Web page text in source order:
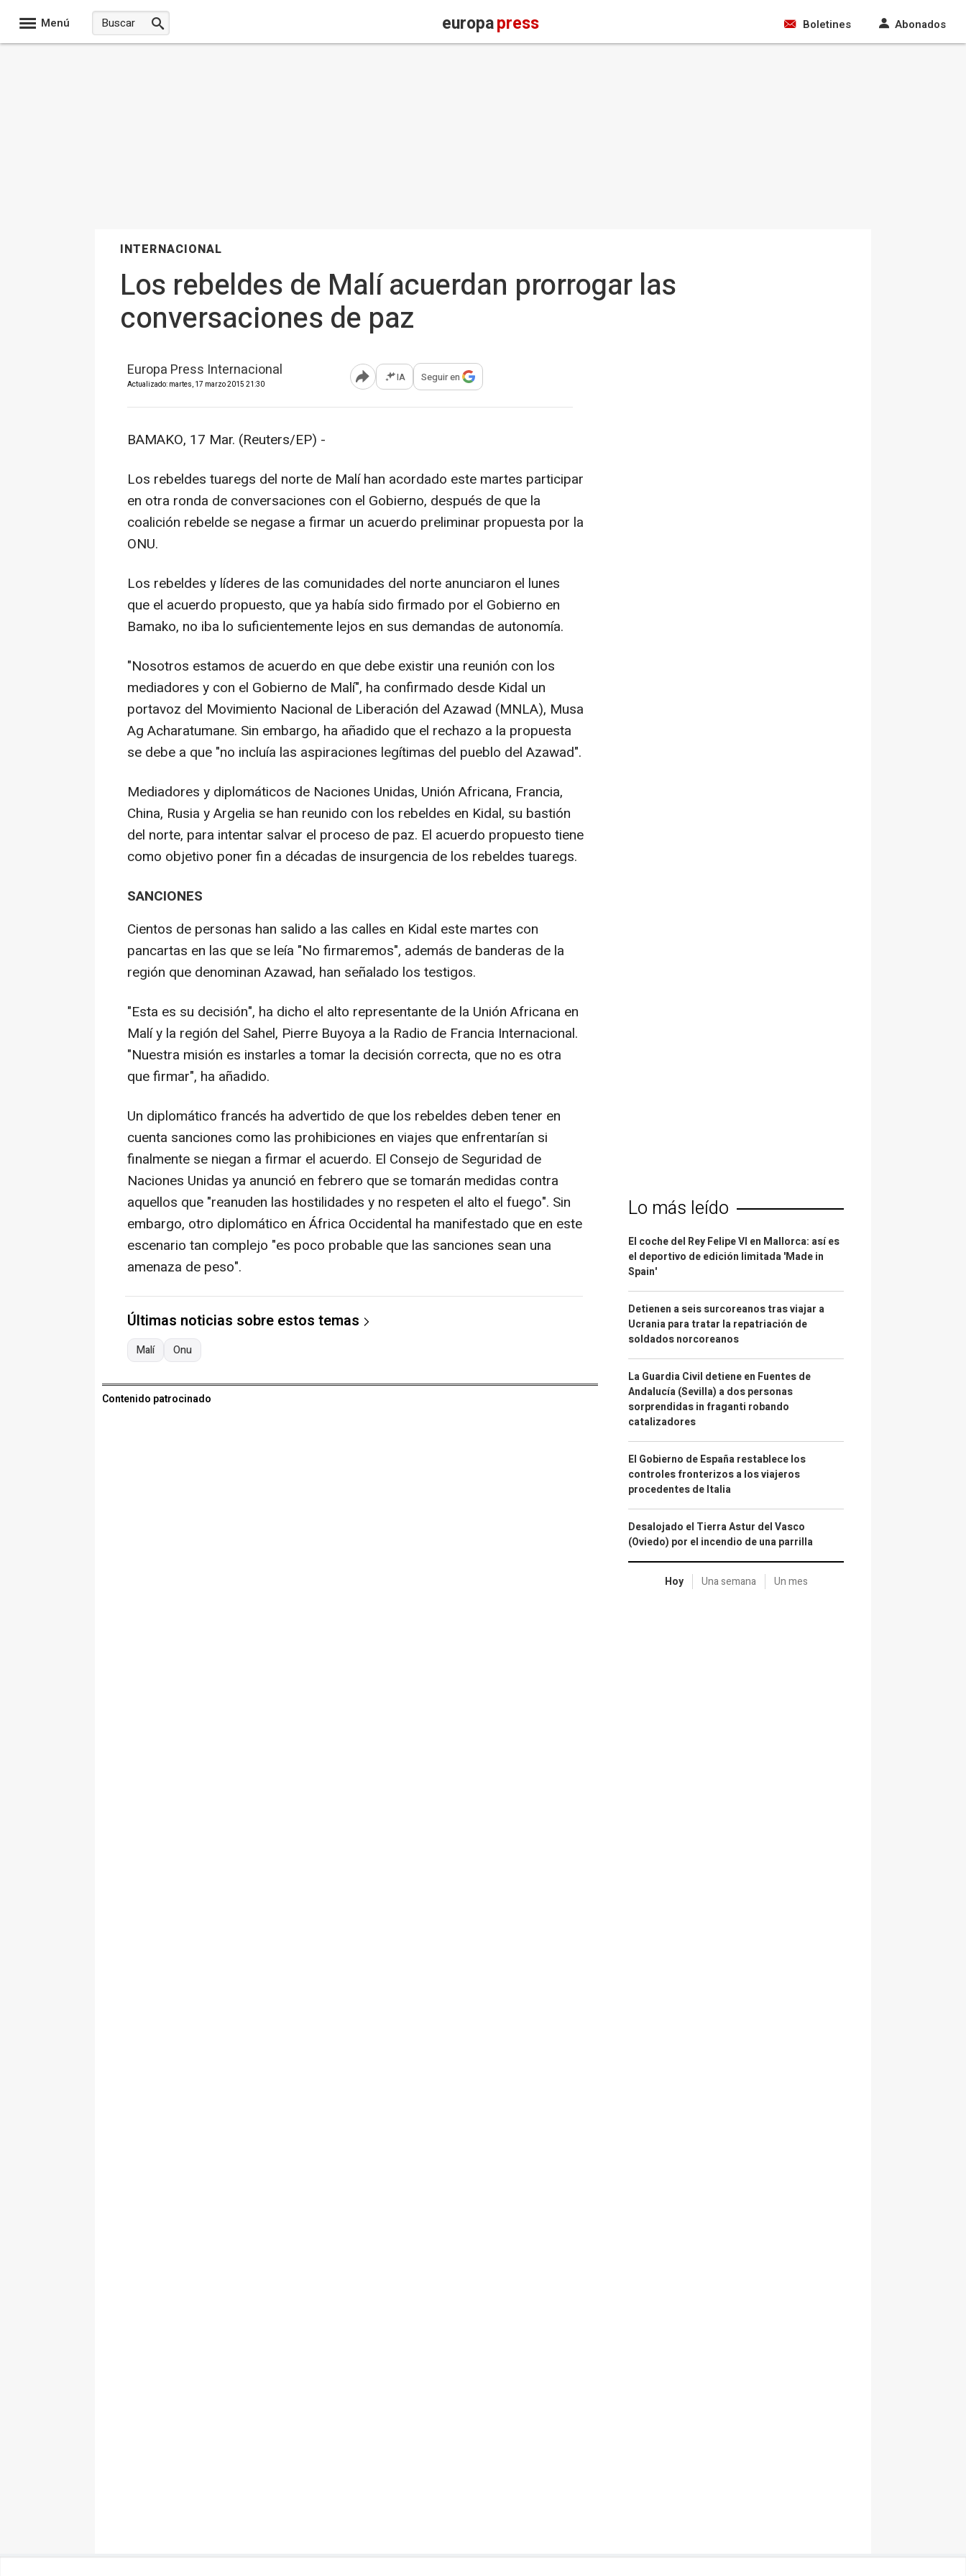
Menú europapress Boletines Abonados
INTERNACIONAL
Los rebeldes de Malí acuerdan prorrogar las
conversaciones de paz
Europa Press Internacional
Actualizado: martes, 17 marzo 2015 21:30 Abrir opciones para compartir
IA Seguir en
BAMAKO, 17 Mar. (Reuters/EP) -
Los rebeldes tuaregs del norte de Malí han acordado este martes participar
en otra ronda de conversaciones con el Gobierno, después de que la
coalición rebelde se negase a firmar un acuerdo preliminar propuesta por la
ONU.
Los rebeldes y líderes de las comunidades del norte anunciaron el lunes
que el acuerdo propuesto, que ya había sido firmado por el Gobierno en
Bamako, no iba lo suficientemente lejos en sus demandas de autonomía.
"Nosotros estamos de acuerdo en que debe existir una reunión con los
mediadores y con el Gobierno de Malí", ha confirmado desde Kidal un
portavoz del Movimiento Nacional de Liberación del Azawad (MNLA), Musa
Ag Acharatumane. Sin embargo, ha añadido que el rechazo a la propuesta
se debe a que "no incluía las aspiraciones legítimas del pueblo del Azawad".
Mediadores y diplomáticos de Naciones Unidas, Unión Africana, Francia,
China, Rusia y Argelia se han reunido con los rebeldes en Kidal, su bastión
del norte, para intentar salvar el proceso de paz. El acuerdo propuesto tiene
como objetivo poner fin a décadas de insurgencia de los rebeldes tuaregs.
SANCIONES
Cientos de personas han salido a las calles en Kidal este martes con
pancartas en las que se leía "No firmaremos", además de banderas de la
región que denominan Azawad, han señalado los testigos.
"Esta es su decisión", ha dicho el alto representante de la Unión Africana en
Malí y la región del Sahel, Pierre Buyoya a la Radio de Francia Internacional.
"Nuestra misión es instarles a tomar la decisión correcta, que no es otra
que firmar", ha añadido.
Un diplomático francés ha advertido de que los rebeldes deben tener en
cuenta sanciones como las prohibiciones en viajes que enfrentarían si
finalmente se niegan a firmar el acuerdo. El Consejo de Seguridad de
Naciones Unidas ya anunció en febrero que se tomarán medidas contra
aquellos que "reanuden las hostilidades y no respeten el alto el fuego". Sin
embargo, otro diplomático en África Occidental ha manifestado que en este
escenario tan complejo "es poco probable que las sanciones sean una
amenaza de peso".
Últimas noticias sobre estos temas
Malí Onu
Contenido patrocinado
Lo más leído
El coche del Rey Felipe VI en Mallorca: así es
el deportivo de edición limitada 'Made in
Spain'
Detienen a seis surcoreanos tras viajar a
Ucrania para tratar la repatriación de
soldados norcoreanos
La Guardia Civil detiene en Fuentes de
Andalucía (Sevilla) a dos personas
sorprendidas in fraganti robando
catalizadores
El Gobierno de España restablece los
controles fronterizos a los viajeros
procedentes de Italia
Desalojado el Tierra Astur del Vasco
(Oviedo) por el incendio de una parrilla
Hoy Una semana Un mes